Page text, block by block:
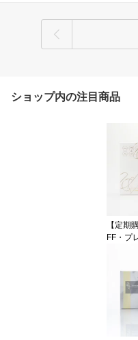
ショップ内の注目商品
【定期
FF・プ
プリ セ
ン・ヘ
ミンC
紫外線